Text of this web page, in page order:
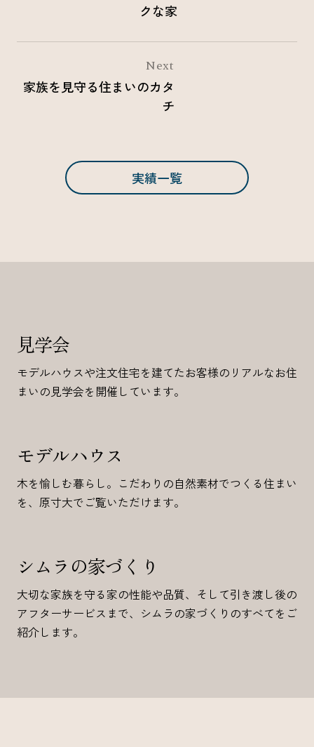
クな家
Next
家族を見守る住まいのカタ
チ
実績一覧
見学会
モデルハウスや注文住宅を建てたお客様のリアルなお住
まいの見学会を開催しています。
モデルハウス
木を愉しむ暮らし。こだわりの自然素材でつくる住まい
を、原寸大でご覧いただけます。
シムラの家づくり
大切な家族を守る家の性能や品質、そして引き渡し後の
アフターサービスまで、シムラの家づくりのすべてをご
紹介します。